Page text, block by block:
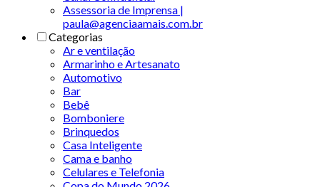
Assessoria de Imprensa |
paula@agenciaamais.com.br
Categorias
Ar e ventilação
Armarinho e Artesanato
Automotivo
Bar
Bebê
Bomboniere
Brinquedos
Casa Inteligente
Cama e banho
Celulares e Telefonia